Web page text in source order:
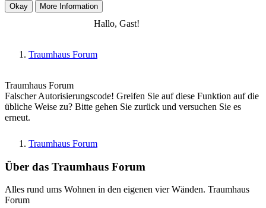
Hallo, Gast!
Traumhaus Forum
Traumhaus Forum
Falscher Autorisierungscode! Greifen Sie auf diese Funktion auf die
übliche Weise zu? Bitte gehen Sie zurück und versuchen Sie es
erneut.
Traumhaus Forum
Über das Traumhaus Forum
Alles rund ums Wohnen in den eigenen vier Wänden. Traumhaus
Forum